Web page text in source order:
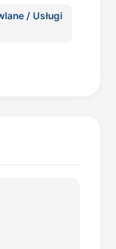
/ Usługi